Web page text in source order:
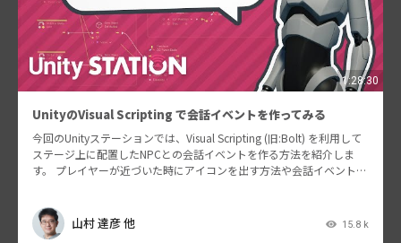
1:28:30
UnityのVisual Scripting で会話イベントを作ってみる
今回のUnityステーションでは、Visual Scripting (旧:Bolt) を利用して
ステージ上に配置したNPCとの会話イベントを作る方法を紹介しま
す。 プレイヤーが近づいた時にアイコンを出す方法や会話イベントの
山村 達彦 他 15.8 k